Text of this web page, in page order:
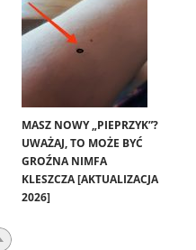
MASZ NOWY „PIEPRZYK”?
UWAŻAJ, TO MOŻE BYĆ
GROŹNA NIMFA
KLESZCZA [AKTUALIZACJA
2026]